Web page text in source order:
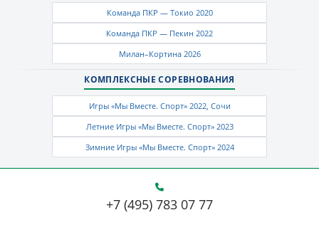
Команда ПКР — Токио 2020
Команда ПКР — Пекин 2022
Милан–Кортина 2026
КОМПЛЕКСНЫЕ СОРЕВНОВАНИЯ
Игры «Мы Вместе. Спорт» 2022, Сочи
Летние Игры «Мы Вместе. Спорт» 2023
Зимние Игры «Мы Вместе. Спорт» 2024
+7 (495) 783 07 77